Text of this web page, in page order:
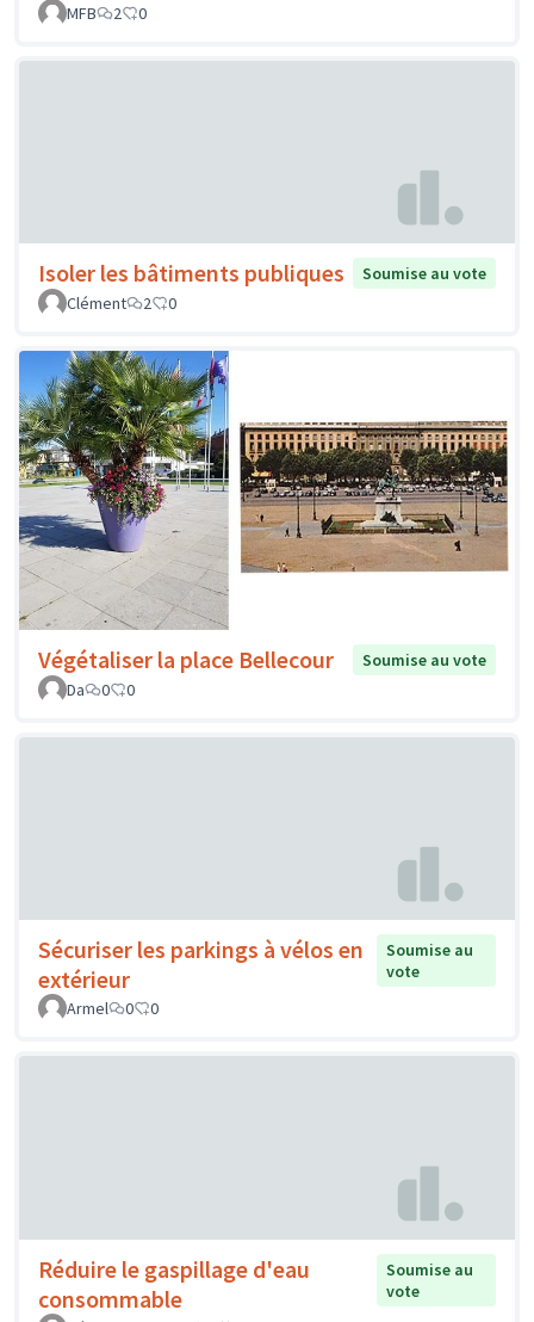
MFB
2 0
Isoler les bâtiments publiques
Soumise au vote
Clément
2 0
Végétaliser la place Bellecour
Soumise au vote
Da
0 0
Sécuriser les parkings à vélos en
extérieur
Soumise au
vote
Armel
0 0
Réduire le gaspillage d'eau
consommable
Soumise au
vote